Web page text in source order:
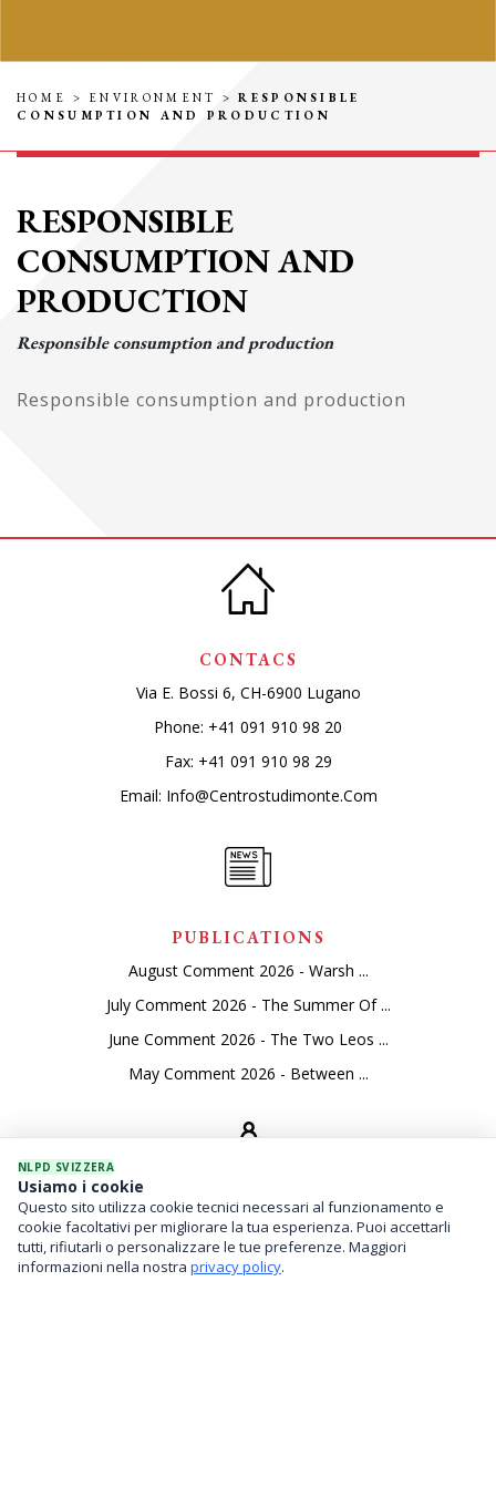
HOME > ENVIRONMENT >RESPONSIBLE
CONSUMPTION AND PRODUCTION
RESPONSIBLE
CONSUMPTION AND
PRODUCTION
Responsible consumption and production
Responsible consumption and production
CONTACS
Via E. Bossi 6, CH-6900 Lugano
Phone: +41 091 910 98 20
Fax: +41 091 910 98 29
Email: Info@centrostudimonte.com
PUBLICATIONS
August Comment 2026 - Warsh ...
July Comment 2026 - The Summer Of ...
June Comment 2026 - The Two Leos ...
May Comment 2026 - Between ...
SEVICES
Asset Management
Financial Investments
NLPD SVIZZERA
Usiamo i cookie
Questo sito utilizza cookie tecnici necessari al funzionamento e
cookie facoltativi per migliorare la tua esperienza. Puoi accettarli
tutti, rifiutarli o personalizzare le tue preferenze. Maggiori
informazioni nella nostra privacy policy.